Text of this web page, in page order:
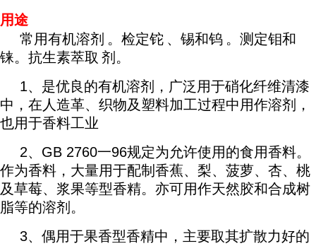
用途
常用有机溶剂 。检定铊 、锡和钨 。测定钼和
铼。抗生素萃取 剂。
1、是优良的有机溶剂，广泛用于硝化纤维清漆
中，在人造革、织物及塑料加工过程中用作溶剂，
也用于香料工业
2、GB 2760一96规定为允许使用的食用香料。
作为香料，大量用于配制香蕉、梨、菠萝、杏、桃
及草莓、浆果等型香精。亦可用作天然胶和合成树
脂等的溶剂。
3、偶用于果香型香精中，主要取其扩散力好的